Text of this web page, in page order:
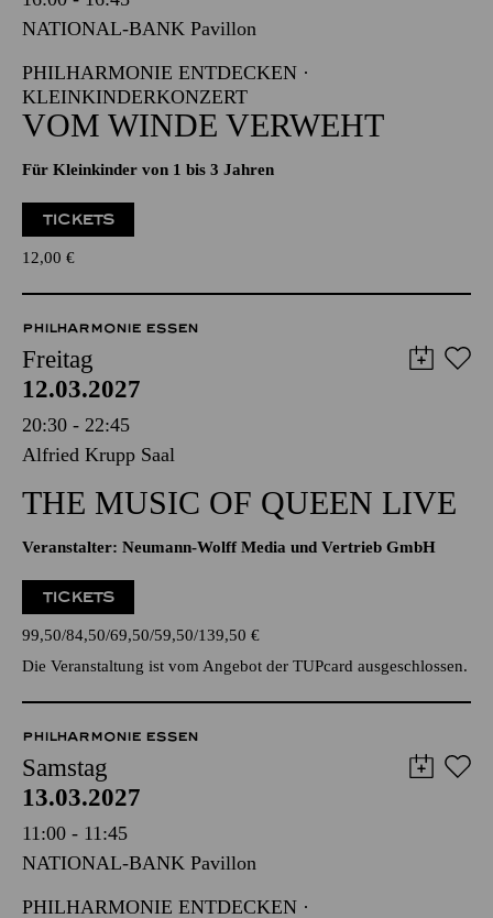
12.03.2027
16:00 - 16:45
NATIONAL-BANK Pavillon
PHILHARMONIE ENTDECKEN ·
KLEINKINDERKONZERT
Für Kleinkinder von 1 bis 3 Jahren
12,00€
PHILHARMONIE ESSEN
Freitag
12.03.2027
20:30 - 22:45
Veranstalter: Neumann-Wolff Media und Vertrieb GmbH
TICKETS
99,50 84,50 69,50 59,50 139,50€
Die Veranstaltung ist vom Angebot der TUPcard ausgeschlossen.
PHILHARMONIE ESSEN
Samstag
13.03.2027
11:00 - 11:45